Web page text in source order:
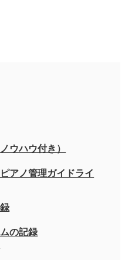
ウハウ付き）
アノ管理ガイドライ
の記録